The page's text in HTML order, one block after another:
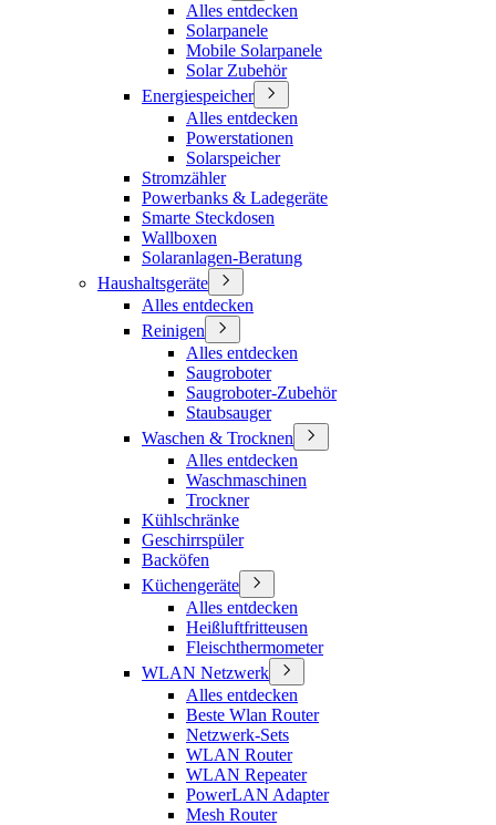
Alles entdecken
Solarpanele
Mobile Solarpanele
Solar Zubehör
Energiespeicher
Alles entdecken
Powerstationen
Solarspeicher
Stromzähler
Powerbanks & Ladegeräte
Smarte Steckdosen
Wallboxen
Solaranlagen-Beratung
Haushaltsgeräte
Alles entdecken
Reinigen
Alles entdecken
Saugroboter
Saugroboter-Zubehör
Staubsauger
Waschen & Trocknen
Alles entdecken
Waschmaschinen
Trockner
Kühlschränke
Geschirrspüler
Backöfen
Küchengeräte
Alles entdecken
Heißluftfritteusen
Fleischthermometer
WLAN Netzwerk
Alles entdecken
Beste Wlan Router
Netzwerk-Sets
WLAN Router
WLAN Repeater
PowerLAN Adapter
Mesh Router